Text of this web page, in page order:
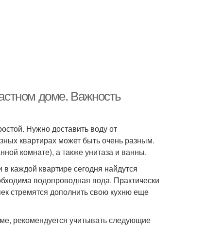
доме. Важность
Нужно доставить воду от
квартирах может быть очень разным.
комнате), а также унитаза и ванны.
каждой квартире сегодня найдутся
водопроводная вода. Практически
стремятся дополнить свою кухню еще
рекомендуется учитывать следующие